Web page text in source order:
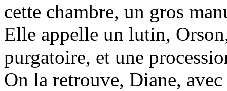
cette chambre, un gros
Elle appelle un lutin,
purgatoire, et une
On la retrouve, Diane,